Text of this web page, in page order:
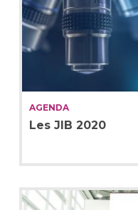
AGENDA
Les JIB 2020